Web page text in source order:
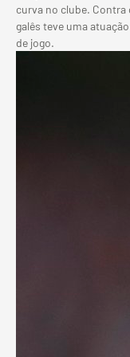
curva no clube. Contra
galês teve uma
de jogo.